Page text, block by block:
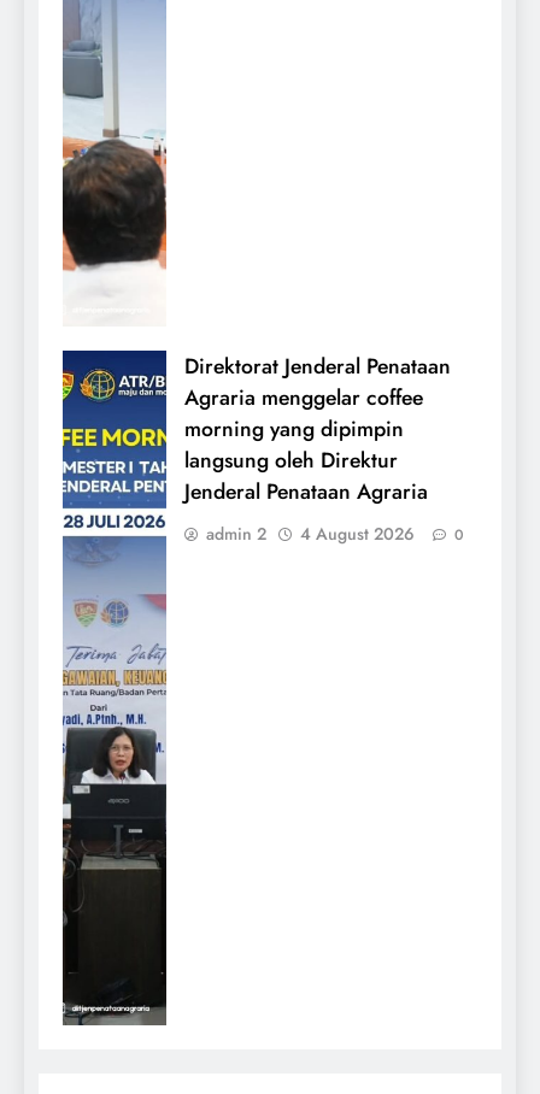
Direktorat Jenderal Penataan
Agraria menggelar coffee
morning yang dipimpin
langsung oleh Direktur
Jenderal Penataan Agraria
admin 2 4 August 2026 0